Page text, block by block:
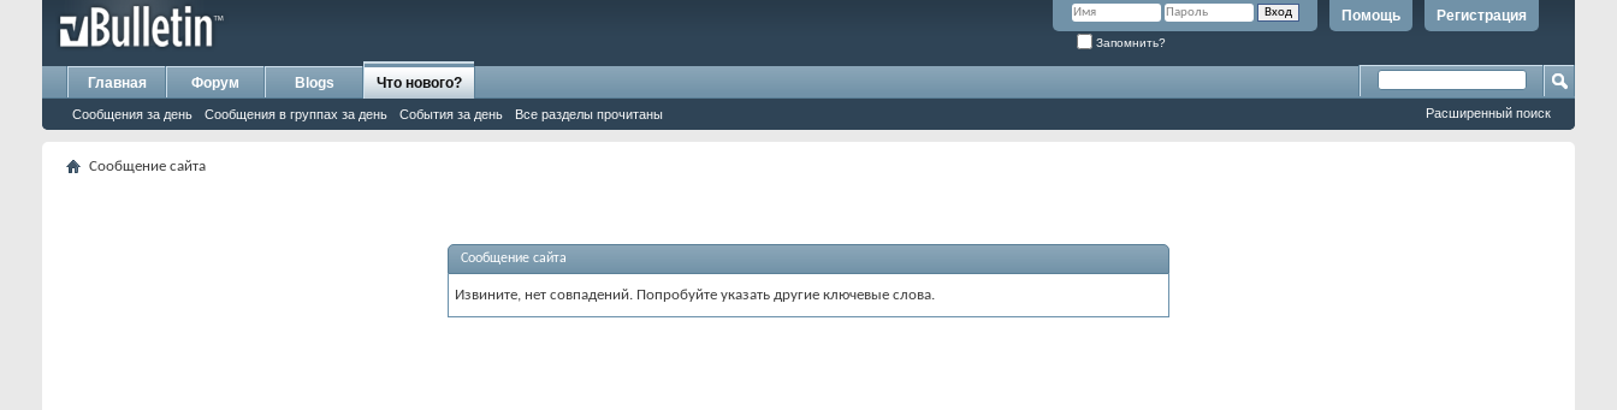
Регистрация
Помощь
Запомнить?
Главная Форум Blogs Что нового?
Сообщения за день Сообщения в группах за день События за день Все разделы прочитаны Расширенный поиск
Сообщение сайта
Сообщение сайта
Извините, нет совпадений. Попробуйте указать другие ключевые слова.